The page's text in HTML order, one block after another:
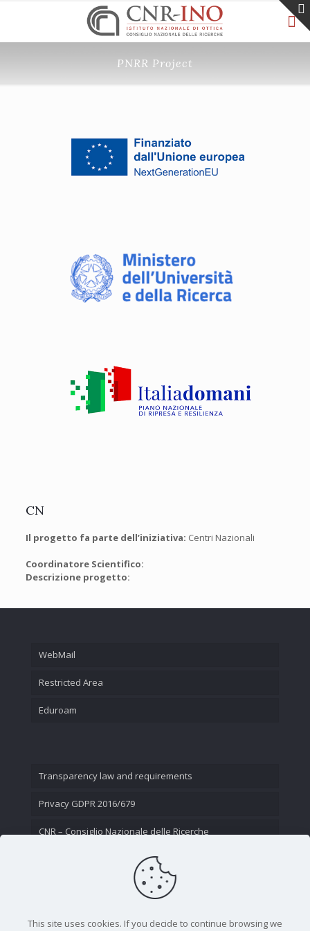
PNRR Project
CN
Il progetto fa parte dell’iniziativa: Centri Nazionali
Coordinatore Scientifico:
Descrizione progetto:
WebMail
Restricted Area
Eduroam
Transparency law and requirements
Privacy GDPR 2016/679
CNR – Consiglio Nazionale delle Ricerche
This site uses cookies. If you decide to continue browsing we